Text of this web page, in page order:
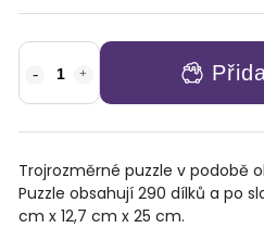
Trojrozměrné puzzle v podobě
Puzzle obsahují 290 dílků a po
cm x 12,7 cm x 25 cm.